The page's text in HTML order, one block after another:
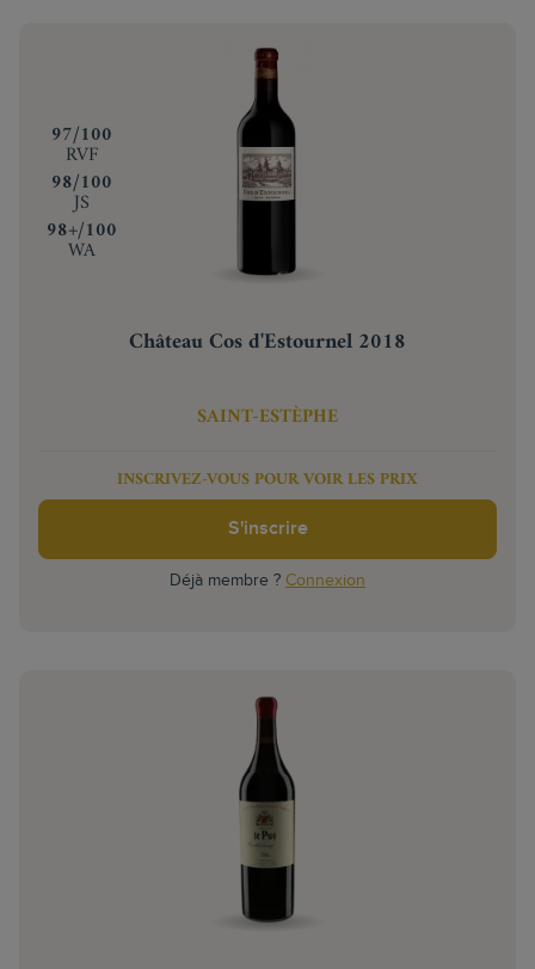
‍97/100
RVF
‍98/100
JS
‍98+/100
WA
Château Cos d'Estournel 2018
SAINT-ESTÈPHE
INSCRIVEZ-VOUS POUR VOIR LES PRIX
S'inscrire
Déjà membre ? Connexion